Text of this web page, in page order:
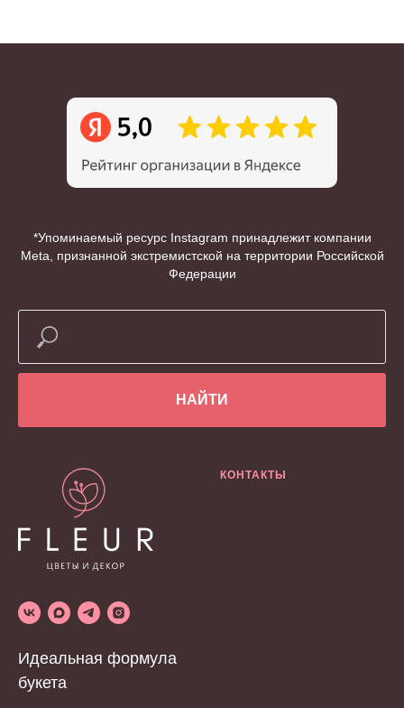
*Упоминаемый ресурс Instagram принадлежит компании
Meta, признанной экстремистской на территории Российской
Федерации
НАЙТИ
Идеальная формула
букета
КОНТАКТЫ